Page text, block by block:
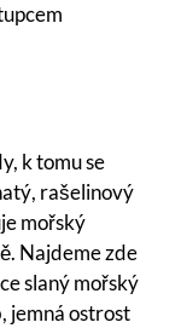
k tomu se
rašelinový
mořský
Najdeme zde
slaný mořský
jemná ostrost